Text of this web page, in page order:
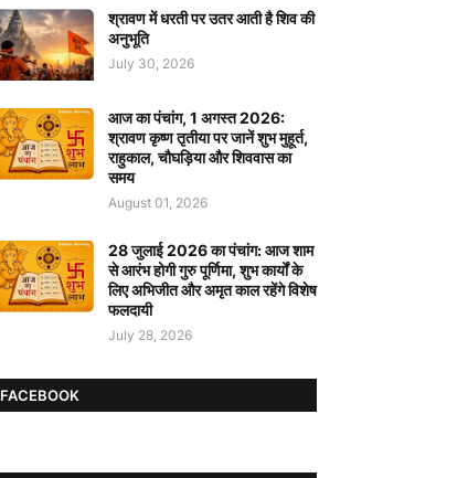
श्रावण में धरती पर उतर आती है शिव की
अनुभूति
July 30, 2026
आज का पंचांग, 1 अगस्त 2026:
श्रावण कृष्ण तृतीया पर जानें शुभ मुहूर्त,
राहुकाल, चौघड़िया और शिववास का
समय
August 01, 2026
28 जुलाई 2026 का पंचांग: आज शाम
से आरंभ होगी गुरु पूर्णिमा, शुभ कार्यों के
लिए अभिजीत और अमृत काल रहेंगे विशेष
फलदायी
July 28, 2026
FACEBOOK